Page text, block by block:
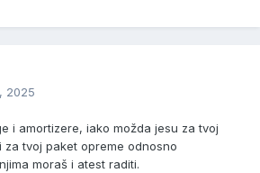
2025
i amortizere, iako možda jesu za tvoj
za tvoj paket opreme odnosno
moraš i atest raditi.